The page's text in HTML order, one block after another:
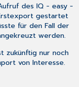
des IQ - easy -
gestartet
für den Fall der
werden.
zukünftig nur noch
von Interesse.